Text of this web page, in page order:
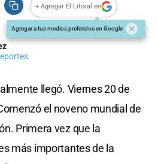
+ Agregar El Litoral en
Agregar a tus medios preferidos en Google
llegó. Viernes 20 de
el noveno mundial de
Primera vez que la
más importantes de la